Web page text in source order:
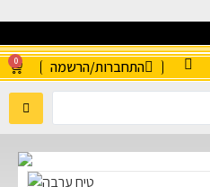
התחברות/הרשמה 0